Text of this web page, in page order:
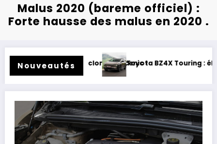
Malus 2020 (bareme officiel) :
Forte hausse des malus en 2020 .
Nouveautés
Scenic !
Toyota BZ4X Touring : électrique et baroudeur !